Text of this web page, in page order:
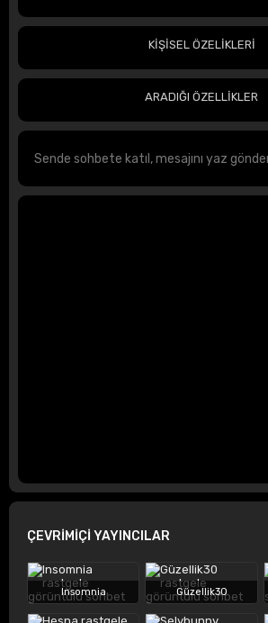
KİŞİSEL ÖZELİKLERİ
ARADIĞI ÖZELLİKLER
ÇEVRİMİÇİ YAYINCILAR
Insomnia Güzellik30